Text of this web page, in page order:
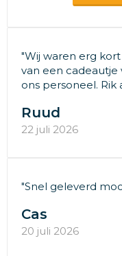
"Wij waren erg
van een cadeautje
ons personeel. Rik
Ruud
22 juli 2026
"Snel geleverd
Cas
20 juli 2026